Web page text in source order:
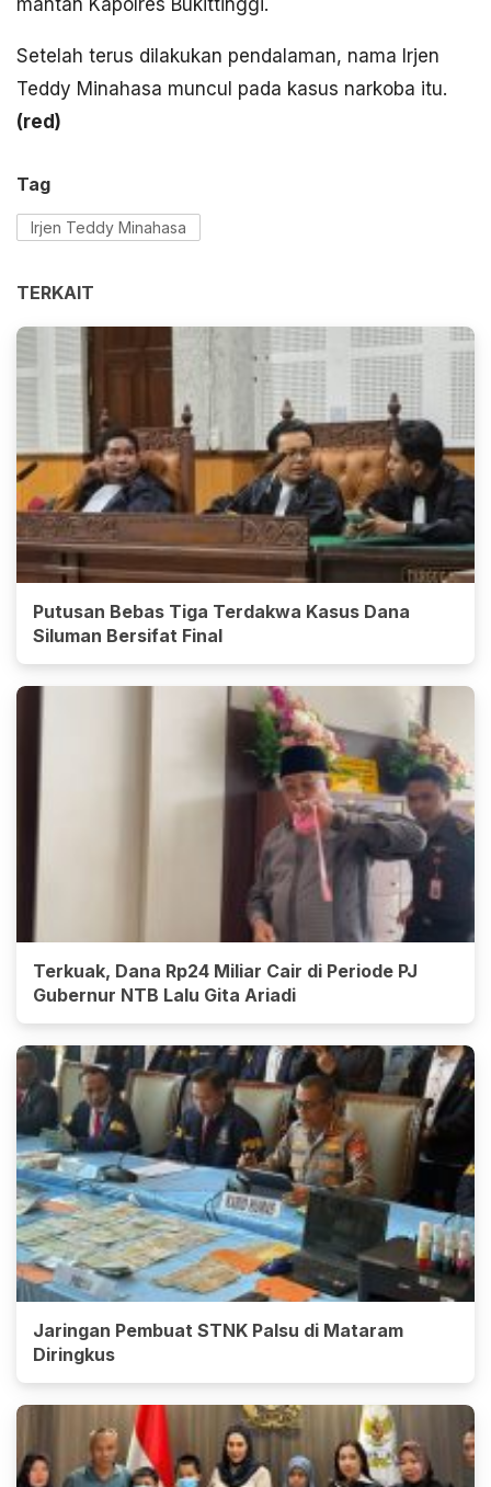
mantan Kapolres Bukittinggi.
Setelah terus dilakukan pendalaman, nama Irjen
Teddy Minahasa muncul pada kasus narkoba itu.
(red)
Tag
Irjen Teddy Minahasa
TERKAIT
Putusan Bebas Tiga Terdakwa Kasus Dana
Siluman Bersifat Final
Terkuak, Dana Rp24 Miliar Cair di Periode PJ
Gubernur NTB Lalu Gita Ariadi
Jaringan Pembuat STNK Palsu di Mataram
Diringkus